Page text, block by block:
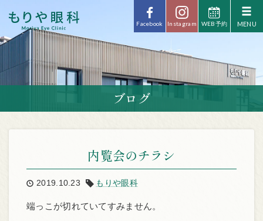
ブログ
内覧会のチラシ
2019.10.23 もりや眼科
端っこが切れていてすみません。
Facebook Instagram WEB予約